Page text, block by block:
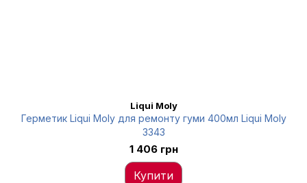
Liqui Moly
Герметик Liqui Moly для ремонту гуми 400мл Liqui Moly
3343
1 406 грн
Купити